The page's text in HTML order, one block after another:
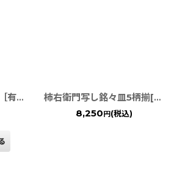
染付正角豆皿5柄揃い［有田焼 そうた窯］ 柿右衛門写し銘々皿5柄揃[有田焼 伯父山窯]
8,250 円 (税込)